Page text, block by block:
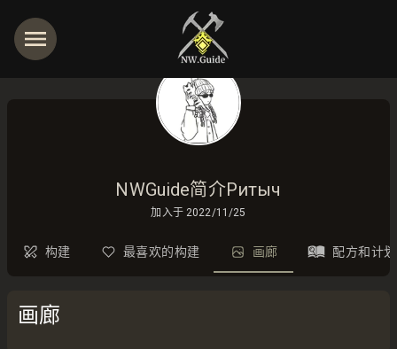
NWGuide简介Ритыч
加入于 2022/11/25
构建 最喜欢的构建 画廊 配方和计
画廊